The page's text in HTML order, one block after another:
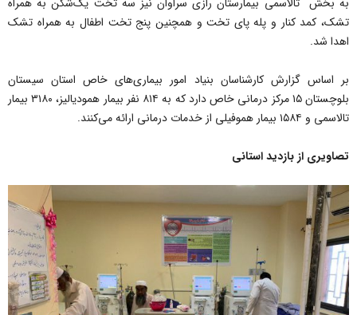
تشک، کمد کنار و پله پای تخت و همچنین پنج تخت اطفال به همراه تشک
اهدا شد.
بر اساس گزارش کارشناسان بنیاد امور بیماری‌های خاص استان سیستان
بلوچستان ۱۵ مرکز درمانی خاص دارد که به ۸۱۴ نفر بیمار همودیالیز، ۳۱۸۰ بیمار
تالاسمی و ۱۵۸۴ بیمار هموفیلی از خدمات درمانی ارائه می‌کنند.
تصاویری از بازدید استانی